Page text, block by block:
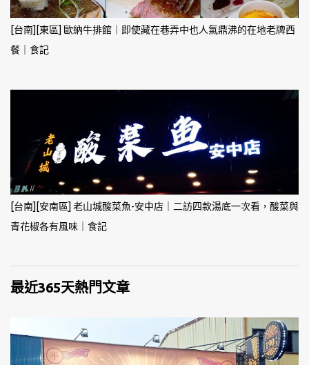
[台南][東區] 歐納牛排館｜即使藏在巷弄中也人氣鼎沸的在地老牌西
餐｜食記
[台南][安南區] 老山城酸菜魚-安中店｜二訪四款湯底一次看，酸菜與
青花椒各有風味｜食記
最近365天熱門文章